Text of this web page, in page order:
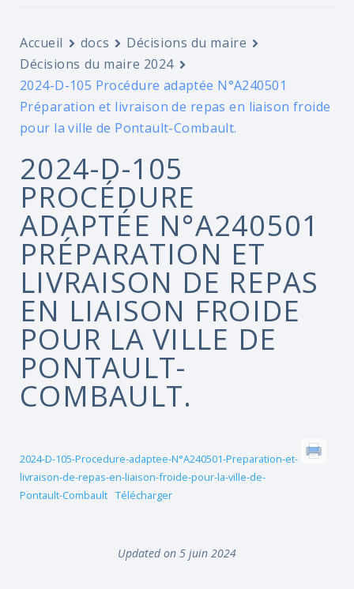
Accueil docs
Décisions du maire
Décisions du maire 2024
2024-D-105 Procédure adaptée N°A240501
Préparation et livraison de repas en liaison froide
pour la ville de Pontault-Combault.
2024-D-105
PROCÉDURE
ADAPTÉE N°A240501
PRÉPARATION ET
LIVRAISON DE REPAS
EN LIAISON FROIDE
POUR LA VILLE DE
PONTAULT-
COMBAULT.
2024-D-105-Procedure-adaptee-N°A240501-Preparation-et-
livraison-de-repas-en-liaison-froide-pour-la-ville-de-
Pontault-Combault Télécharger
Updated on 5 juin 2024